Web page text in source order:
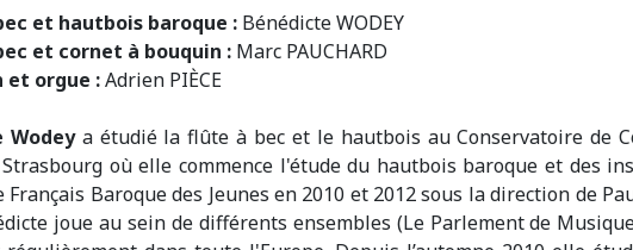
et hautbois baroque : Bénédicte WODEY
et cornet à bouquin : Marc PAUCHARD
et orgue :Adrien PIÈCE
Wodeya étudié la flûte à bec et le hautbois au Conservatoire de
où elle commence l'étude du hautbois baroque et des
Français Baroque des Jeunes en 2010 et 2012 sous la direction de
joue au sein de différents ensembles (Le Parlement de